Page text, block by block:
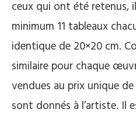
ceux qui ont été retenus,
minimum 11 tableaux
identique de 20×20 cm.
similaire pour chaque
vendues au prix unique
sont donnés à l’artiste. Il